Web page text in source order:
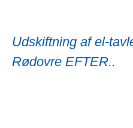
Udskiftning af el-
Rødovre EFTER..